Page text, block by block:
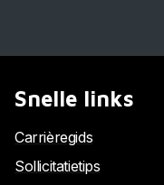
Snelle links
Carrièregids
Sollicitatietips